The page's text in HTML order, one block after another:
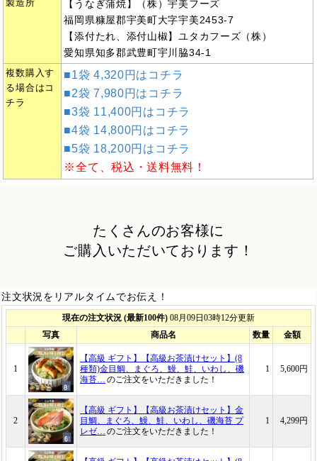
製造所
【うなぎ蒲焼】（株）宇美フーズ
福岡県糠屋郡宇美町大字宇美2453-7
【添付たれ、添付山椒】ユタカフーズ（株）
愛知県知多郡武豊町宇川脇34-1
複数購入す
る場合はコ
チラ
■1袋 4,320円はコチラ
■2袋 7,980円はコチラ
■3袋 11,400円はコチラ
■4袋 14,800円はコチラ
■5袋 18,200円はコチラ
※全て、税込・送料無料！
たくさんのお客様に
ご購入いただいております！
注文状況をリアルタイムでお伝え！